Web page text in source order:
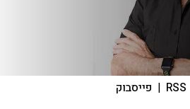
RSS
| פייסבוק